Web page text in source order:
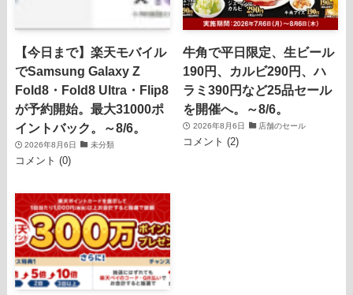
【今日まで】楽天モバイル
でSamsung Galaxy Z
Fold8・Fold8 Ultra・Flip8
が予約開始。最大31000ポ
イントバック。～8/6。
2026年8月6日 未分類
コメント (0)
牛角で平日限定、生ビール
190円、カルビ290円、ハ
ラミ390円など25品セール
を開催へ。～8/6。
2026年8月6日 店舗のセール
コメント (2)